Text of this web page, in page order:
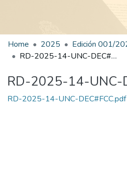
Home 2025
RD-2025-14-UNC-DEC#FCC
RD-2025-14-UNC-
RD-2025-14-UNC-DEC#FCC.pdf